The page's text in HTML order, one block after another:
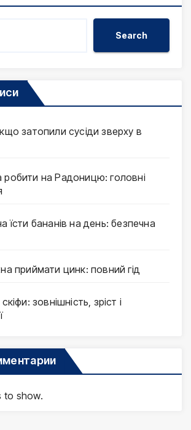
Search
затопили сусіди зверху в
на Радоницю: головні
їсти бананів на день: безпечна
приймати цинк: повний гід
зовнішність, зріст і
to show.